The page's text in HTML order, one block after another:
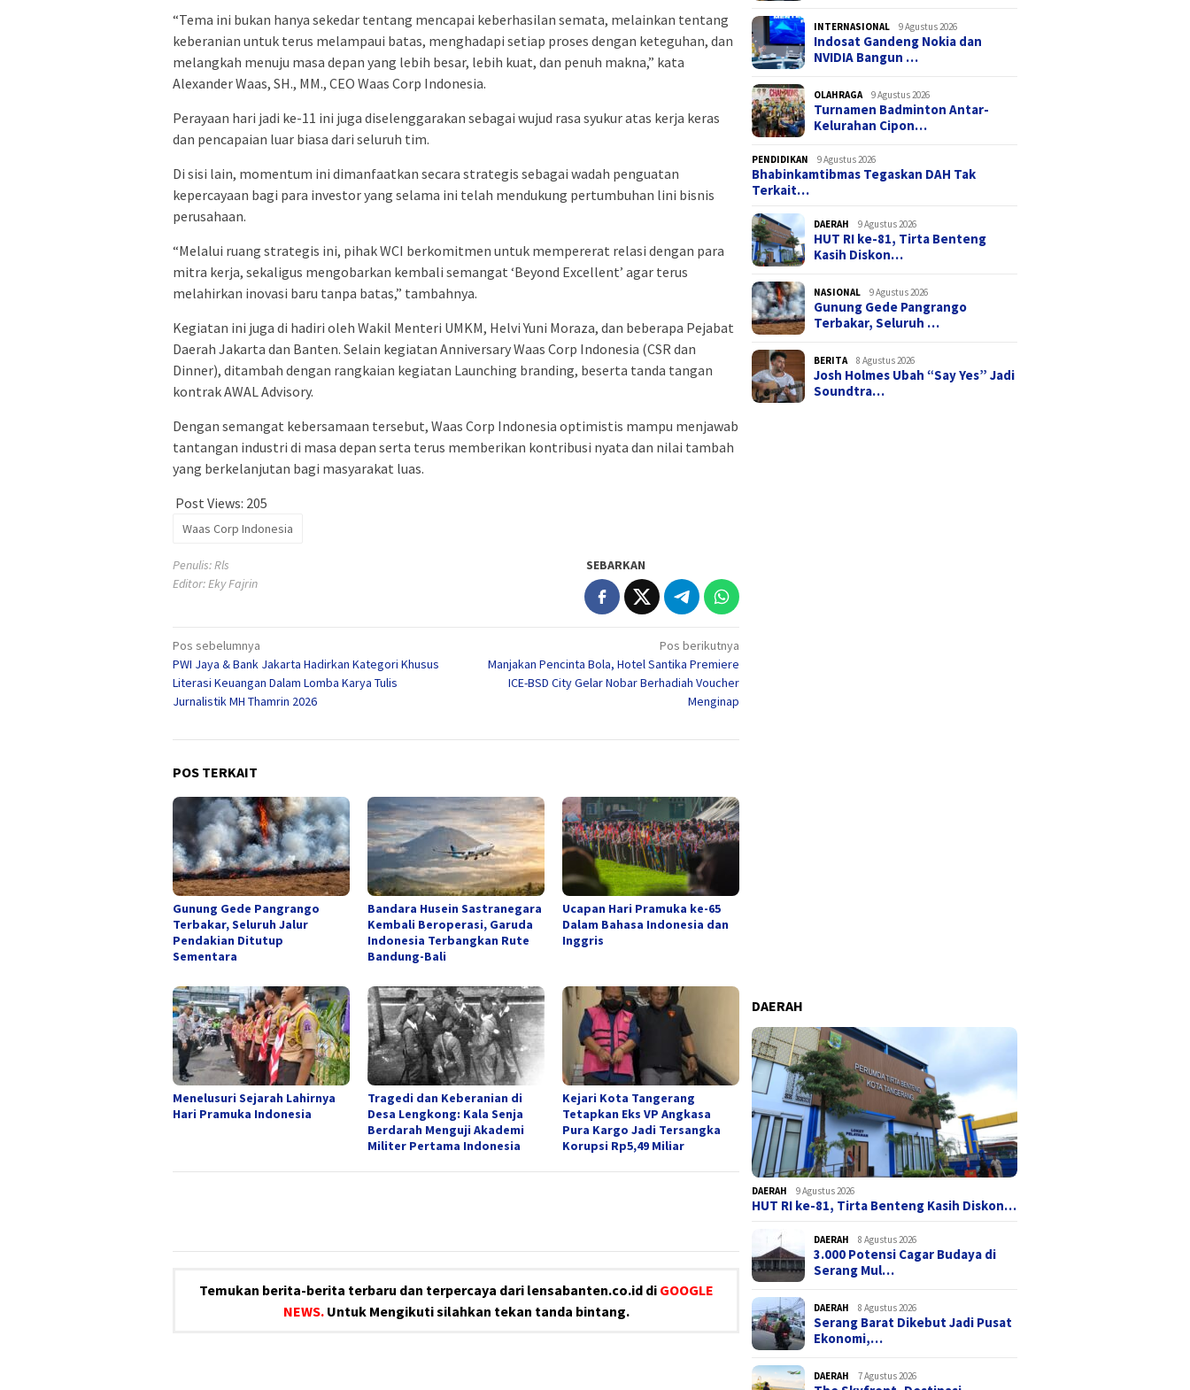
“Tema ini bukan hanya sekedar tentang mencapai keberhasilan semata, melainkan tentang
keberanian untuk terus melampaui batas, menghadapi setiap proses dengan keteguhan, dan
melangkah menuju masa depan yang lebih besar, lebih kuat, dan penuh makna,” kata
Alexander Waas, SH., MM., CEO Waas Corp Indonesia.
Perayaan hari jadi ke-11 ini juga diselenggarakan sebagai wujud rasa syukur atas kerja keras
dan pencapaian luar biasa dari seluruh tim.
Di sisi lain, momentum ini dimanfaatkan secara strategis sebagai wadah penguatan
kepercayaan bagi para investor yang selama ini telah mendukung pertumbuhan lini bisnis
perusahaan.
“Melalui ruang strategis ini, pihak WCI berkomitmen untuk mempererat relasi dengan para
mitra kerja, sekaligus mengobarkan kembali semangat ‘Beyond Excellent’ agar terus
melahirkan inovasi baru tanpa batas,” tambahnya.
Kegiatan ini juga di hadiri oleh Wakil Menteri UMKM, Helvi Yuni Moraza, dan beberapa Pejabat
Daerah Jakarta dan Banten. Selain kegiatan Anniversary Waas Corp Indonesia (CSR dan
Dinner), ditambah dengan rangkaian kegiatan Launching branding, beserta tanda tangan
kontrak AWAL Advisory.
Dengan semangat kebersamaan tersebut, Waas Corp Indonesia optimistis mampu menjawab
tantangan industri di masa depan serta terus memberikan kontribusi nyata dan nilai tambah
yang berkelanjutan bagi masyarakat luas.
Post Views: 205
Waas Corp Indonesia
Penulis: Rls
Editor: Eky Fajrin
SEBARKAN
Navigasi
pos
Pos sebelumnya
PWI Jaya & Bank Jakarta Hadirkan Kategori Khusus
Literasi Keuangan Dalam Lomba Karya Tulis
Jurnalistik MH Thamrin 2026
Pos berikutnya
Manjakan Pencinta Bola, Hotel Santika Premiere
ICE-BSD City Gelar Nobar Berhadiah Voucher
Menginap
POS TERKAIT
Gunung Gede Pangrango
Terbakar, Seluruh Jalur
Pendakian Ditutup
Sementara
Bandara Husein Sastranegara
Kembali Beroperasi, Garuda
Indonesia Terbangkan Rute
Bandung-Bali
Ucapan Hari Pramuka ke-65
Dalam Bahasa Indonesia dan
Inggris
Menelusuri Sejarah Lahirnya
Hari Pramuka Indonesia
Tragedi dan Keberanian di
Desa Lengkong: Kala Senja
Berdarah Menguji Akademi
Militer Pertama Indonesia
Kejari Kota Tangerang
Tetapkan Eks VP Angkasa
Pura Kargo Jadi Tersangka
Korupsi Rp5,49 Miliar
Temukan berita-berita terbaru dan terpercaya dari lensabanten.co.id di GOOGLE
NEWS. Untuk Mengikuti silahkan tekan tanda bintang.
INTERNASIONAL 9 Agustus 2026
Indosat Gandeng Nokia dan
NVIDIA Bangun …
OLAHRAGA 9 Agustus 2026
Turnamen Badminton Antar-
Kelurahan Cipon…
PENDIDIKAN 9 Agustus 2026
Bhabinkamtibmas Tegaskan DAH Tak
Terkait…
DAERAH 9 Agustus 2026
HUT RI ke-81, Tirta Benteng
Kasih Diskon…
NASIONAL 9 Agustus 2026
Gunung Gede Pangrango
Terbakar, Seluruh …
BERITA 8 Agustus 2026
Josh Holmes Ubah “Say Yes” Jadi
Soundtra…
DAERAH
DAERAH 9 Agustus 2026
HUT RI ke-81, Tirta Benteng Kasih Diskon…
DAERAH 8 Agustus 2026
3.000 Potensi Cagar Budaya di
Serang Mul…
DAERAH 8 Agustus 2026
Serang Barat Dikebut Jadi Pusat
Ekonomi,…
DAERAH 7 Agustus 2026